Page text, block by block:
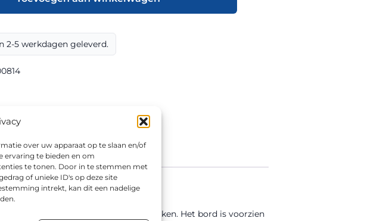
over uw apparaat op te slaan en/of
ervaring te bieden en om
te tonen. Door in te stemmen met
of unieke ID's op deze site
intrekt, kan dit een nadelige
2-5 werkdagen geleverd.
en is volledig naar wens te bedrukken. Het bord is voorzien